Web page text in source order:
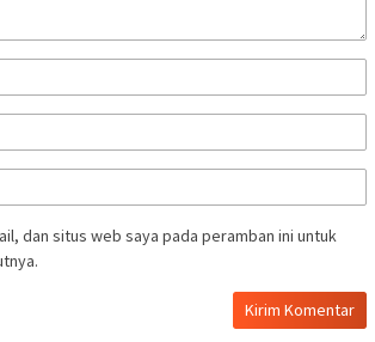
dan situs web saya pada peramban ini untuk